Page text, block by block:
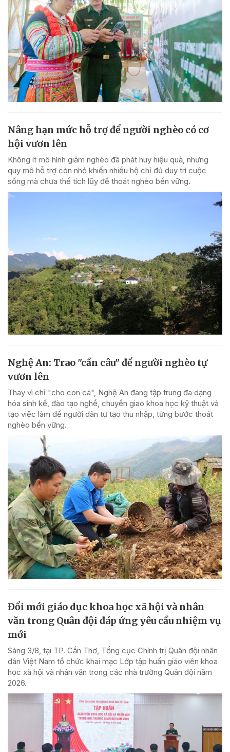
Nâng hạn mức hỗ trợ để người nghèo có cơ
hội vươn lên
Không ít mô hình giảm nghèo đã phát huy hiệu quả, nhưng
quy mô hỗ trợ còn nhỏ khiến nhiều hộ chỉ đủ duy trì cuộc
sống mà chưa thể tích lũy để thoát nghèo bền vững.
Nghệ An: Trao "cần câu" để người nghèo tự
vươn lên
Thay vì chỉ "cho con cá", Nghệ An đang tập trung đa dạng
hóa sinh kế, đào tạo nghề, chuyển giao khoa học kỹ thuật và
tạo việc làm để người dân tự tạo thu nhập, từng bước thoát
nghèo bền vững.
Đổi mới giáo dục khoa học xã hội và nhân
văn trong Quân đội đáp ứng yêu cầu nhiệm vụ
mới
Sáng 3/8, tại TP. Cần Thơ, Tổng cục Chính trị Quân đội nhân
dân Việt Nam tổ chức khai mạc Lớp tập huấn giáo viên khoa
học xã hội và nhân văn trong các nhà trường Quân đội năm
2026.